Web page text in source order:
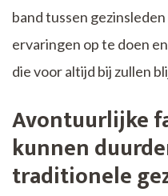
band tussen
ervaringen op te doen
die voor altijd bij zullen
Avontuurlijke
kunnen
traditionele